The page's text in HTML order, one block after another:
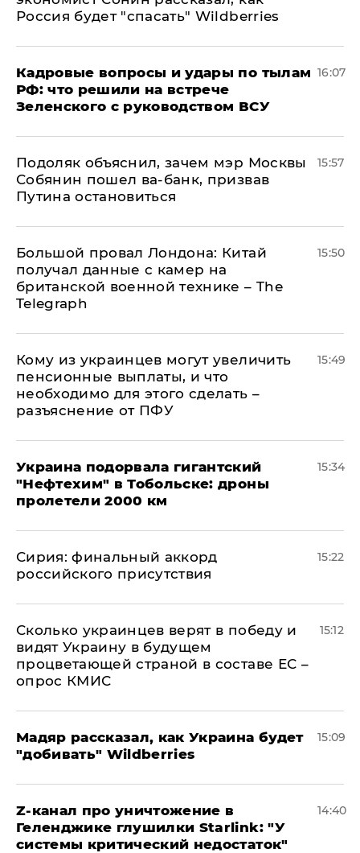
Россия будет "спасать" Wildberries
Кадровые вопросы и удары по тылам
РФ: что решили на встрече
Зеленского с руководством ВСУ
16:07
Подоляк объяснил, зачем мэр Москвы
Собянин пошел ва-банк, призвав
Путина остановиться
15:57
Большой провал Лондона: Китай
получал данные с камер на
британской военной технике – The
Telegraph
15:50
Кому из украинцев могут увеличить
пенсионные выплаты, и что
необходимо для этого сделать –
разъяснение от ПФУ
15:49
Украина подорвала гигантский
"Нефтехим" в Тобольске: дроны
пролетели 2000 км
15:34
​Сирия: финальный аккорд
российского присутствия
15:22
Сколько украинцев верят в победу и
видят Украину в будущем
процветающей страной в составе ЕС –
опрос КМИС
15:12
Мадяр рассказал, как Украина будет
"добивать" Wildberries
15:09
Z-канал про уничтожение в
Геленджике глушилки Starlink: "У
системы критический недостаток"
14:40